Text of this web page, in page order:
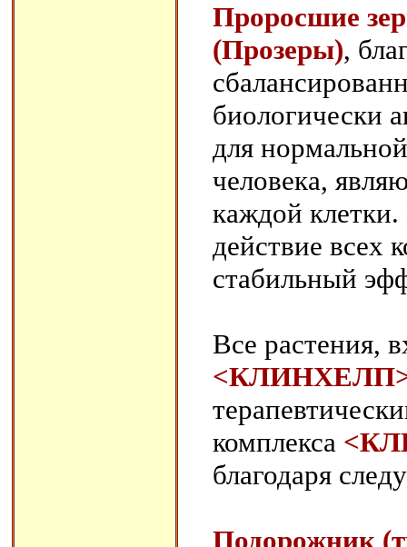
Проросшие
(Прозеры),
биологически
для
человека,
каждой
действие всех
стабильный
Все растения,
комплекса
благодаря
Подорожник